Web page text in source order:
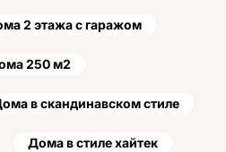
2 этажа с гаражом
250 м2
в скандинавском стиле
Дома в стиле хайтек